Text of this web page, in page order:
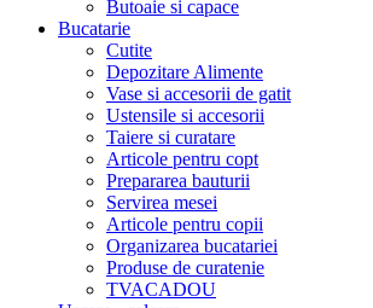
Butoaie si capace
Bucatarie
Cutite
Depozitare Alimente
Vase si accesorii de gatit
Ustensile si accesorii
Taiere si curatare
Articole pentru copt
Prepararea bauturii
Servirea mesei
Articole pentru copii
Organizarea bucatariei
Produse de curatenie
TVACADOU